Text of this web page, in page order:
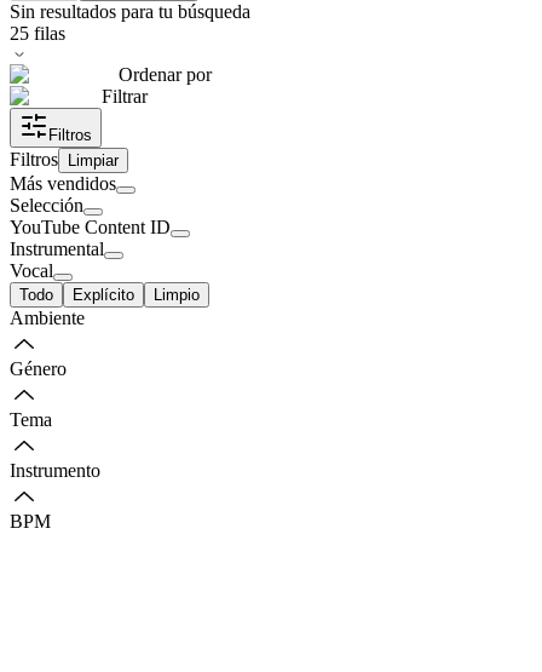
Sin resultados para tu búsqueda
25 filas
Ordenar por
Filtrar
Filtros
Filtros Limpiar
Más vendidos
Selección
YouTube Content ID
Instrumental
Vocal
Todo Explícito Limpio
Ambiente
Género
Tema
Instrumento
BPM